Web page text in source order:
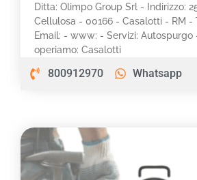
Ditta: Olimpo Group Srl - Indirizzo:
Cellulosa - 00166 - Casalotti - RM -
Email: - www: - Servizi: Autospurgo
operiamo: Casalotti
800912970 Whatsapp